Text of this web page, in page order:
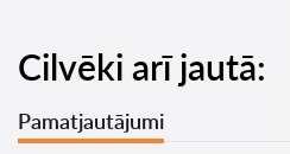
Cilvēki arī jautā:
Pamatjautājumi